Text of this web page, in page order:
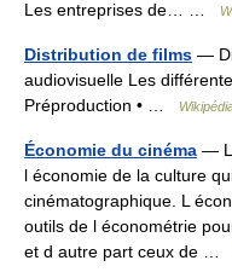
Les entreprises de… …
Distribution de films —
audiovisuelle Les
Préproduction • …
Économie du cinéma — L
l économie de la culture
cinématographique. L
outils de l économétrie
et d autre part ceux de …